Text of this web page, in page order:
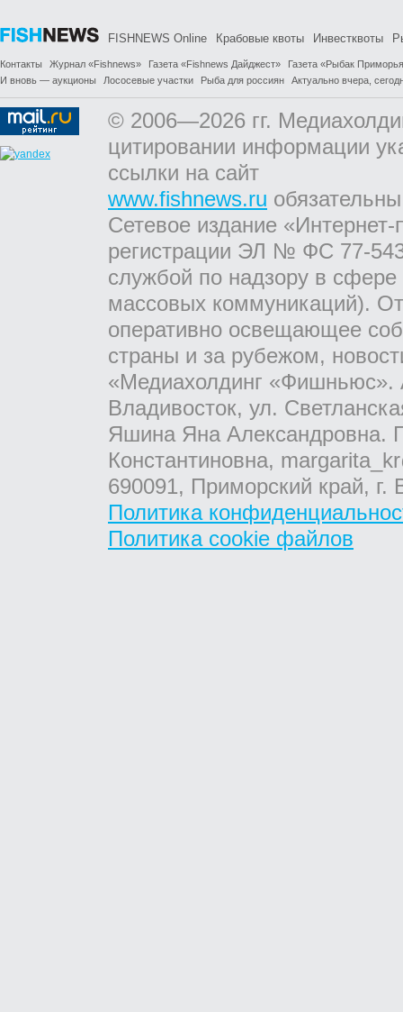
FISHNEWS Online Крабовые квоты Инвестквоты
Контакты Журнал «Fishnews» Газета «Fishnews Дайджест»
Газета «Рыбак
И вновь — аукционы
Лососевые участки Рыба для россиян Актуально вчера,
© 2006—2026 гг.
цитировании информации
ссылки на сайт
www.fishnews.ru
Сетевое издание
регистрации ЭЛ № ФС 77-
службой по надзору в
массовых коммуникаций).
оперативно освещающее
страны и за рубежом,
«Медиахолдинг «Фишньюс».
Владивосток, ул.
Яшина Яна Александровна.
Константиновна,
690091, Приморский край,
Политика
Политика cookie файлов